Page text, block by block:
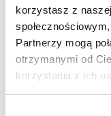
korzystasz z
Partnerzy mogą
otrzymanymi od
korzystania z ich
SPECYFIKACJA:
Wymiar
(szer.) x 320 (gł.)
Wymiar grafiki
Waga systemu